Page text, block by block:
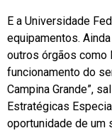
E a Universidade
equipamentos.
outros órgãos como
funcionamento do
Campina Grande”,
Estratégicas
oportunidade de um